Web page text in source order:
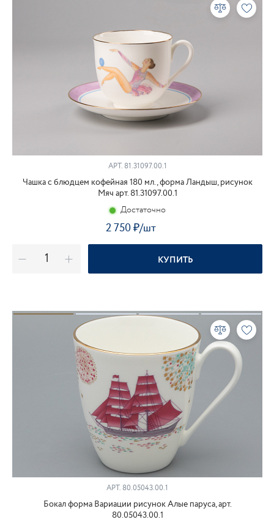
АРТ. 81.31097.00.1
Чашка с блюдцем кофейная 180 мл., форма Ландыш, рисунок
Мяч арт. 81.31097.00.1
Достаточно
2 750₽/шт
КУПИТЬ
АРТ. 80.05043.00.1
Бокал форма Вариации рисунок Алые паруса, арт.
80.05043.00.1